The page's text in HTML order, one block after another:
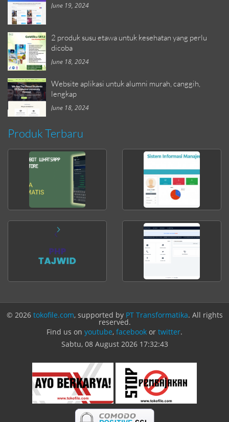
June 19, 2024
2 produk susu etawa untuk kesehatan yang perlu
dicoba
June 18, 2024
Website aplikasi untuk alumni murah, canggih,
lengkap
June 18, 2024
Produk Terbaru
© 2026 tokofile.com, supported by PT Transformatika. All rights
reserved.
Find us on youtube, facebook or twitter.
Sabtu, 08 August 2026 17:32:43